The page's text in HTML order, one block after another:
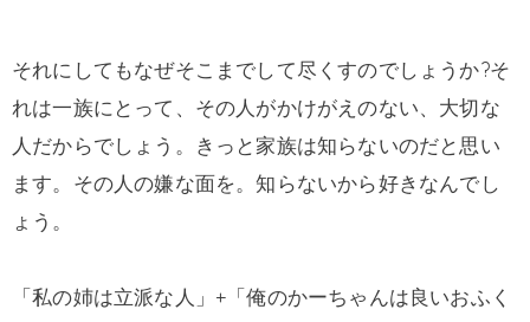
それにしてもなぜそこまでして尽くすのでしょうか?そ
れは一族にとって、その人がかけがえのない、大切な
人だからでしょう。きっと家族は知らないのだと思い
ます。その人の嫌な面を。知らないから好きなんでし
ょう。
「私の姉は立派な人」+「俺のかーちゃんは良いおふく